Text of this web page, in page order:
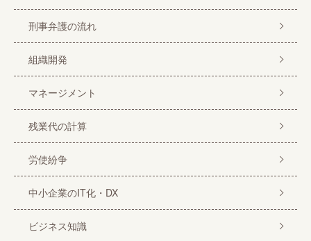
刑事弁護の流れ
組織開発
マネージメント
残業代の計算
労使紛争
中小企業のIT化・DX
ビジネス知識